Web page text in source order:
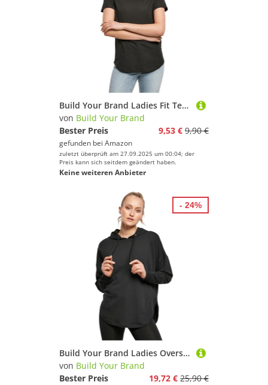
Build Your Brand Ladies Fit Tee - Farbe: Black - Größe: S
von Build Your Brand
Bester Preis
9,53 € 9,90 €
gefunden bei Amazon
zuletzt überprüft am 27.09.2025 um 00:04; der
Preis kann sich seitdem geändert haben.
Keine weiteren Anbieter
Build Your Brand Ladies Oversized Hoody, Größe:L, Farbe:Black
von Build Your Brand
Bester Preis
19,72 € 25,90 €
- 24%